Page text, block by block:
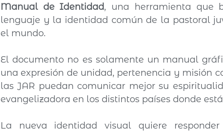
Manual de Identidad, una herramienta que
lenguaje y la identidad común de la pastoral
el mundo.
El documento no es solamente un manual
una expresión de unidad, pertenencia y misión
las JAR puedan comunicar mejor su
evangelizadora en los distintos países donde
La nueva identidad visual quiere